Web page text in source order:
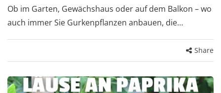
Ob im Garten, Gewächshaus oder auf dem Balkon – wo
auch immer Sie Gurkenpflanzen anbauen, die…
Share